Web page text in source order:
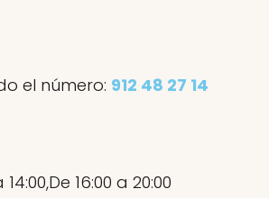
el número: 912 48 27 14
14:00,De 16:00 a 20:00